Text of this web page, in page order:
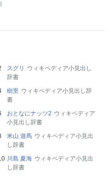
スグリ
ウィキペディア小見出し
辞書
樹里 ウィキペディア小見出し辞
書
おとなにナッツ2 ウィキペディア
小見出し辞書
米山 遊馬 ウィキペディア小見出
し辞書
川島 夏海 ウィキペディア小見出
し辞書